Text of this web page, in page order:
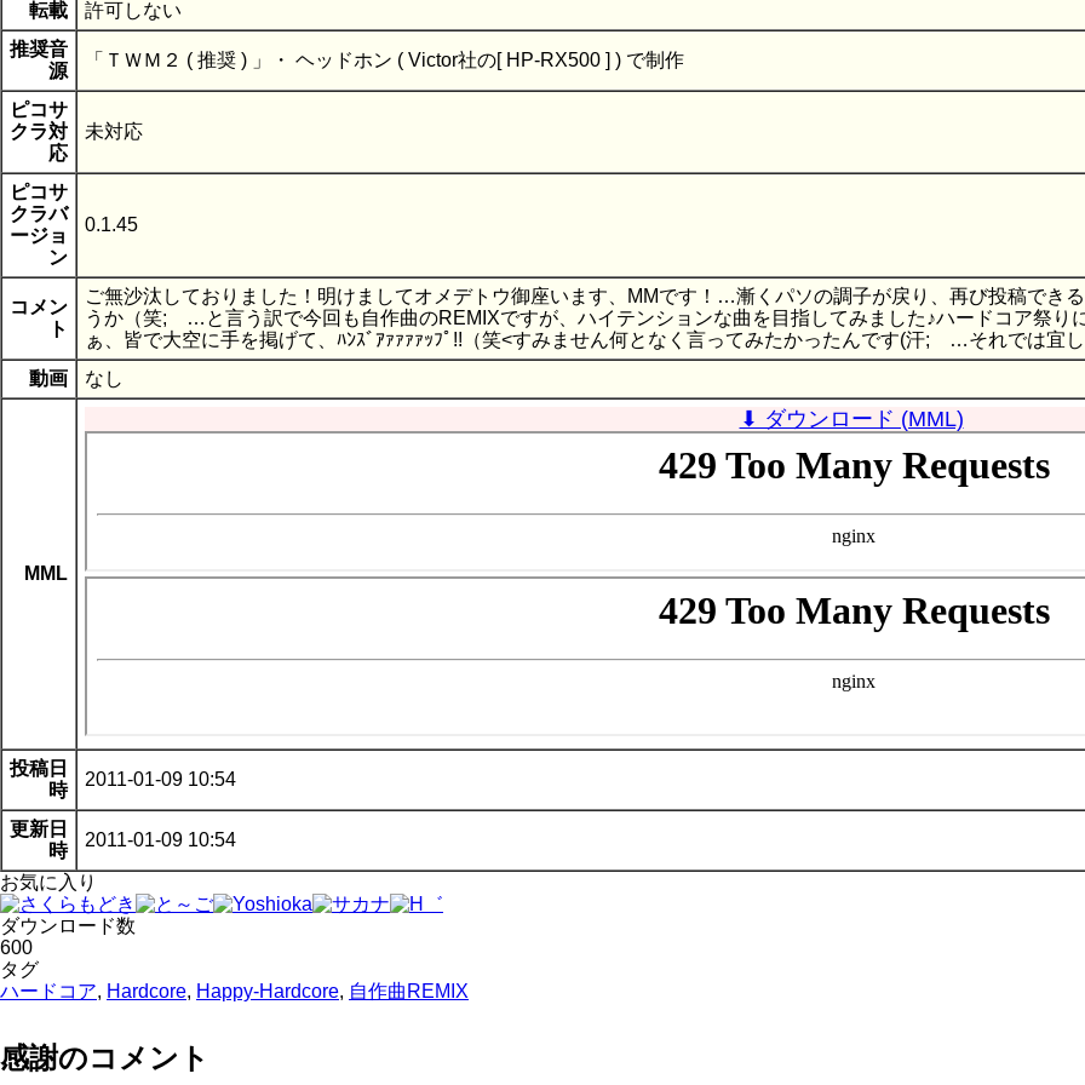
転載
許可しない
推奨音
源
「ＴＷＭ２ ( 推奨 ) 」・ ヘッドホン ( Victor社の[ HP-RX500 ] ) で制作
ピコサ
クラ対
応
未対応
ピコサ
クラバ
ージョ
ン
0.1.45
コメン
ト
ご無沙汰しておりました！明けましてオメデトウ御座います、MMです！…漸くパソの調子が戻り、再び投稿でき
うか（笑; …と言う訳で今回も自作曲のREMIXですが、ハイテンションな曲を目指してみました♪ハードコア祭り
ぁ、皆で大空に手を掲げて、ﾊﾝｽﾞｱｧｧｧｧｯﾌﾟ!!（笑<すみません何となく言ってみたかったんです(汗; …それでは宜
動画
なし
MML
⬇ ダウンロード (MML)
投稿日
時
2011-01-09 10:54
更新日
時
2011-01-09 10:54
お気に入り
ダウンロード数
600
タグ
ハードコア, Hardcore, Happy-Hardcore, 自作曲REMIX
感謝のコメント